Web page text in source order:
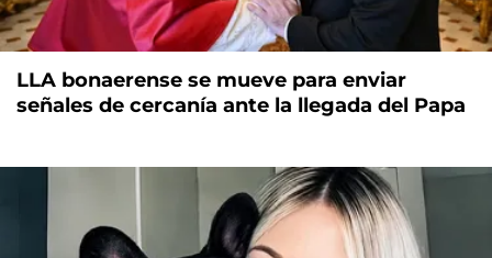
LLA bonaerense se mueve para enviar
señales de cercanía ante la llegada del Papa